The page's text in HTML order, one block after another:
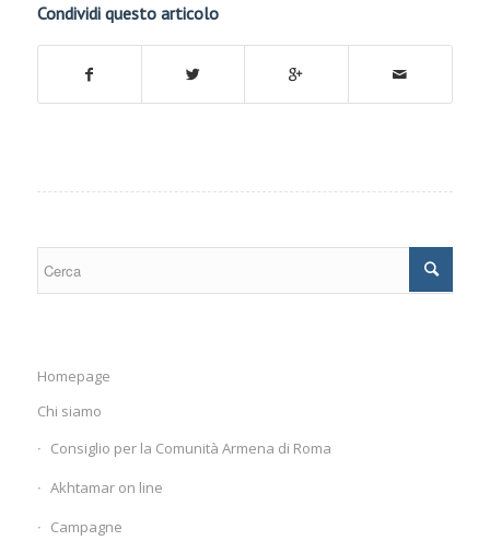
Condividi questo articolo
Homepage
Chi siamo
Consiglio per la Comunità Armena di Roma
Akhtamar on line
Campagne